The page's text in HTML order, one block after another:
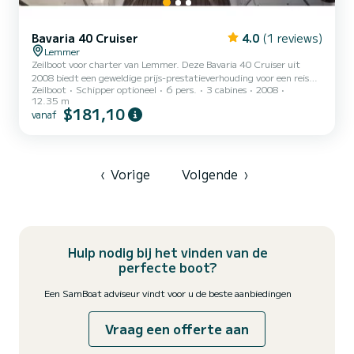
Bavaria 40 Cruiser 4.0 (1 reviews)
Lemmer
Zeilboot voor charter van Lemmer. Deze Bavaria 40 Cruiser uit
2008 biedt een geweldige prijs-prestatieverhouding voor een reis
van meerdere dagen of weken. De boot heeft 3 hutten met alle
comfort en een capaciteit van 6 personen. Met een totale lengte
van 12 meter is hij uw perfecte metgezel voor een unieke vakantie
Zeilboot Schipper optioneel 6 pers. 3 cabines
2008
12.35 m
vanaf $181,10
‹ Vorige Volgende ›
Hulp nodig bij het vinden van de
perfecte boot?
Een SamBoat adviseur vindt voor u de beste aanbiedingen
Vraag een offerte aan